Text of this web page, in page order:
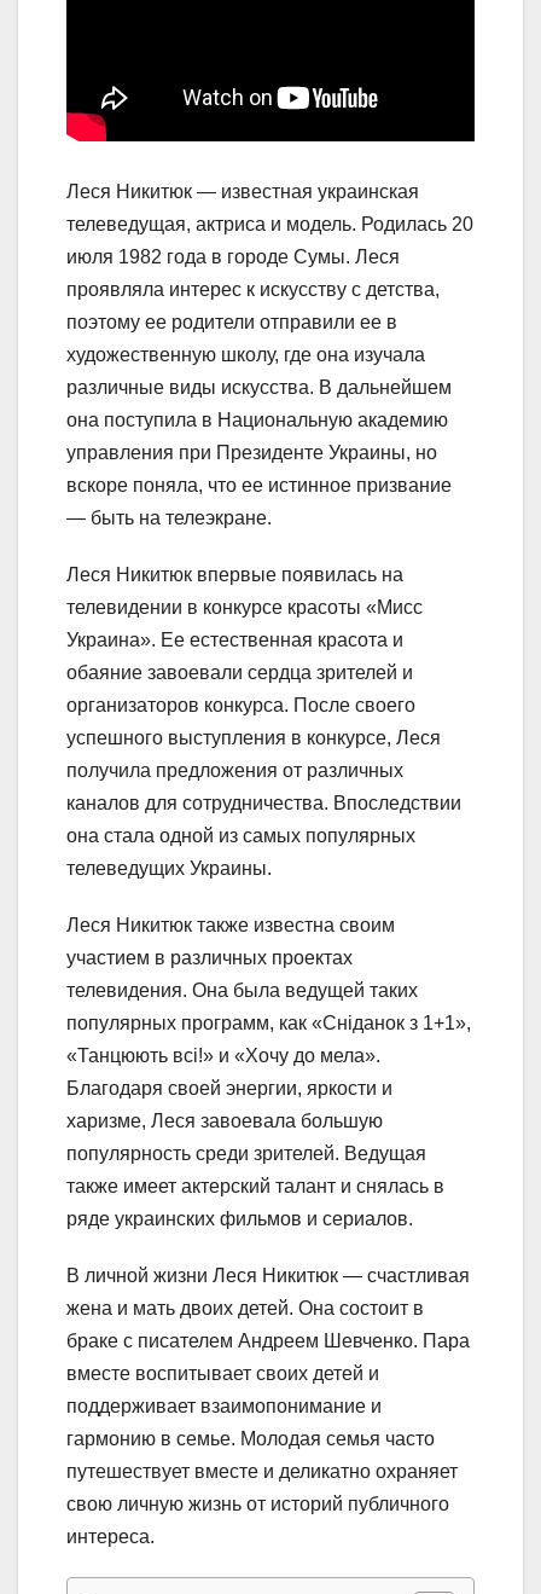
Леся Никитюк — известная украинская
телеведущая, актриса и модель. Родилась 20
июля 1982 года в городе Сумы. Леся
проявляла интерес к искусству с детства,
поэтому ее родители отправили ее в
художественную школу, где она изучала
различные виды искусства. В дальнейшем
она поступила в Национальную академию
управления при Президенте Украины, но
вскоре поняла, что ее истинное призвание
— быть на телеэкране.
Леся Никитюк впервые появилась на
телевидении в конкурсе красоты «Мисс
Украина». Ее естественная красота и
обаяние завоевали сердца зрителей и
организаторов конкурса. После своего
успешного выступления в конкурсе, Леся
получила предложения от различных
каналов для сотрудничества. Впоследствии
она стала одной из самых популярных
телеведущих Украины.
Леся Никитюк также известна своим
участием в различных проектах
телевидения. Она была ведущей таких
популярных программ, как «Сніданок з 1+1»,
«Танцюють всі!» и «Хочу до мела».
Благодаря своей энергии, яркости и
харизме, Леся завоевала большую
популярность среди зрителей. Ведущая
также имеет актерский талант и снялась в
ряде украинских фильмов и сериалов.
В личной жизни Леся Никитюк — счастливая
жена и мать двоих детей. Она состоит в
браке с писателем Андреем Шевченко. Пара
вместе воспитывает своих детей и
поддерживает взаимопонимание и
гармонию в семье. Молодая семья часто
путешествует вместе и деликатно охраняет
свою личную жизнь от историй публичного
интереса.